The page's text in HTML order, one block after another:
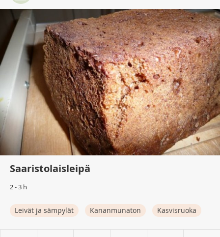
Saaristolaisleipä
2 - 3 h
Leivät ja sämpylät Kananmunaton Kasvisruoka